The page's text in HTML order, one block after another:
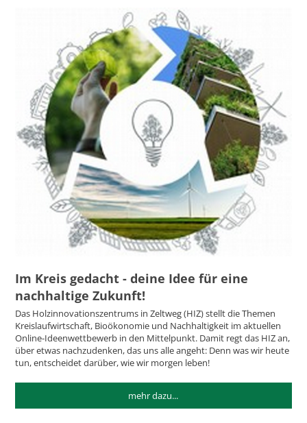
Im Kreis gedacht - deine Idee für eine
nachhaltige Zukunft!
Das Holzinnovationszentrums in Zeltweg (HIZ) stellt die Themen
Kreislaufwirtschaft, Bioökonomie und Nachhaltigkeit im aktuellen
Online-Ideenwettbewerb in den Mittelpunkt. Damit regt das HIZ an,
über etwas nachzudenken, das uns alle angeht: Denn was wir heute
tun, entscheidet darüber, wie wir morgen leben!
mehr dazu...